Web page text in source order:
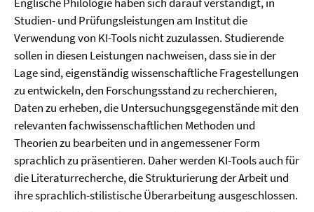
Studien- und Prüfungsleistungen am Institut die
Verwendung von KI-Tools nicht zuzulassen. Studierende
sollen in diesen Leistungen nachweisen, dass sie in der
Lage sind, eigenständig wissenschaftliche Fragestellungen
zu entwickeln, den Forschungsstand zu recherchieren,
Daten zu erheben, die Untersuchungsgegenstände mit den
relevanten fachwissenschaftlichen Methoden und
Theorien zu bearbeiten und in angemessener Form
sprachlich zu präsentieren. Daher werden KI-Tools auch für
die Literaturrecherche, die Strukturierung der Arbeit und
ihre sprachlich-stilistische Überarbeitung ausgeschlossen.